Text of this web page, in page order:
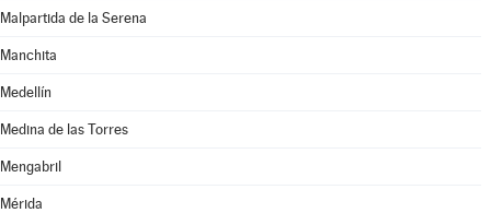
Malpartida de la Serena
Manchita
Medellín
Medina de las Torres
Mengabril
Mérida